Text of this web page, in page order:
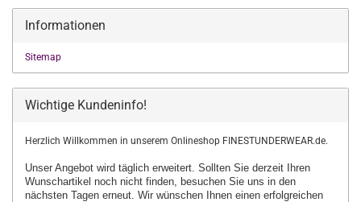
Informationen
Sitemap
Wichtige Kundeninfo!
Herzlich Willkommen in unserem Onlineshop FINESTUNDERWEAR.de.
Unser Angebot wird täglich erweitert. Sollten Sie derzeit Ihren
Wunschartikel noch nicht finden, besuchen Sie uns in den
nächsten Tagen erneut. Wir wünschen Ihnen einen erfolgreichen